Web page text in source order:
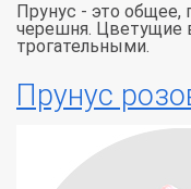
Прунус - это общее,
черешня. Цветущие
трогательными.
Прунус